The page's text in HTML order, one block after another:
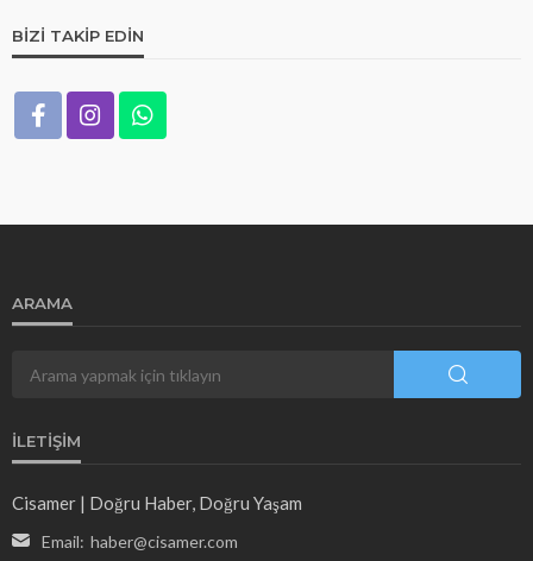
BIZI TAKIP EDIN
ARAMA
İLETIŞIM
Cisamer | Doğru Haber, Doğru Yaşam
Email: haber@cisamer.com